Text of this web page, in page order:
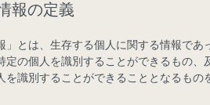
報の定義
」とは、生存する個人に関する情報で
定の個人を識別することができるもの
を識別することができることとなるもの